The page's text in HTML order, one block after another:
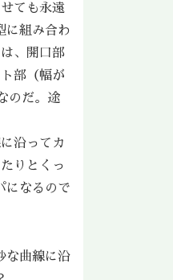
ても永遠
に組み合わ
、開口部
部（幅が
のだ。途
沿ってカ
りとくっ
になるので
な曲線に沿